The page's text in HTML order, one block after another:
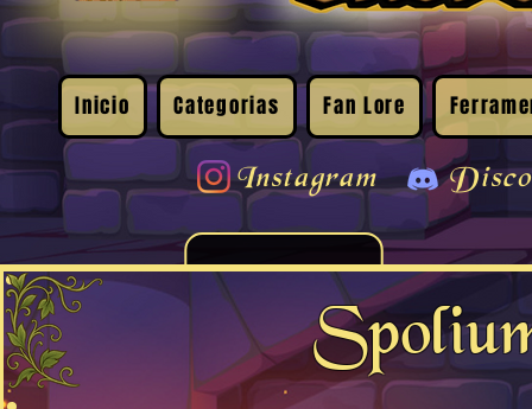
Inicio Categorias Fan Lore
Instagram